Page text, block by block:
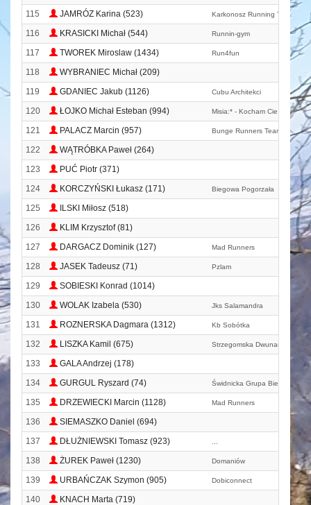
115 JAMRÓZ Karina (523) Karkonosz Running Team
116 KRASICKI Michał (544) Runnin-gym
117 TWOREK Miroslaw (1434) Run4fun
118
WYBRANIEC Michał (209)
119
GDANIEC Jakub (1126) Cubu Architekci
120 ŁOJKO Michał Esteban (994) Misia:* - Kocham Cie Córeczko
121 PALACZ Marcin (957) Bunge Runners Team
122
WĄTRÓBKA Paweł (264)
123
PUĆ Piotr (371)
124
KORCZYŃSKI Łukasz (171) Biegowa Pogorzała
125
ILSKI Miłosz (518)
126
KLIM Krzysztof (81)
127
DARGACZ Dominik (127) Mad Runners
128 JASEK Tadeusz (71) Pzlam
129
SOBIESKI Konrad (1014)
130
WOLAK Izabela (530) Jks Salamandra
131 ROZNERSKA Dagmara (1312) Kb Sobótka
132 LISZKA Kamil (675) Strzegomska Dwunastka
133
GALA Andrzej (178)
134
GURGUL Ryszard (74) Świdnicka Grupa Biegowa
135 DRZEWIECKI Marcin (1128) Mad Runners
136
SIEMASZKO Daniel (694)
137
DŁUŻNIEWSKI Tomasz (923)
138 ŻUREK Paweł (1230) Domaniów
139 URBAŃCZAK Szymon (905) Dobiconnect
140
KNACH Marta (719)